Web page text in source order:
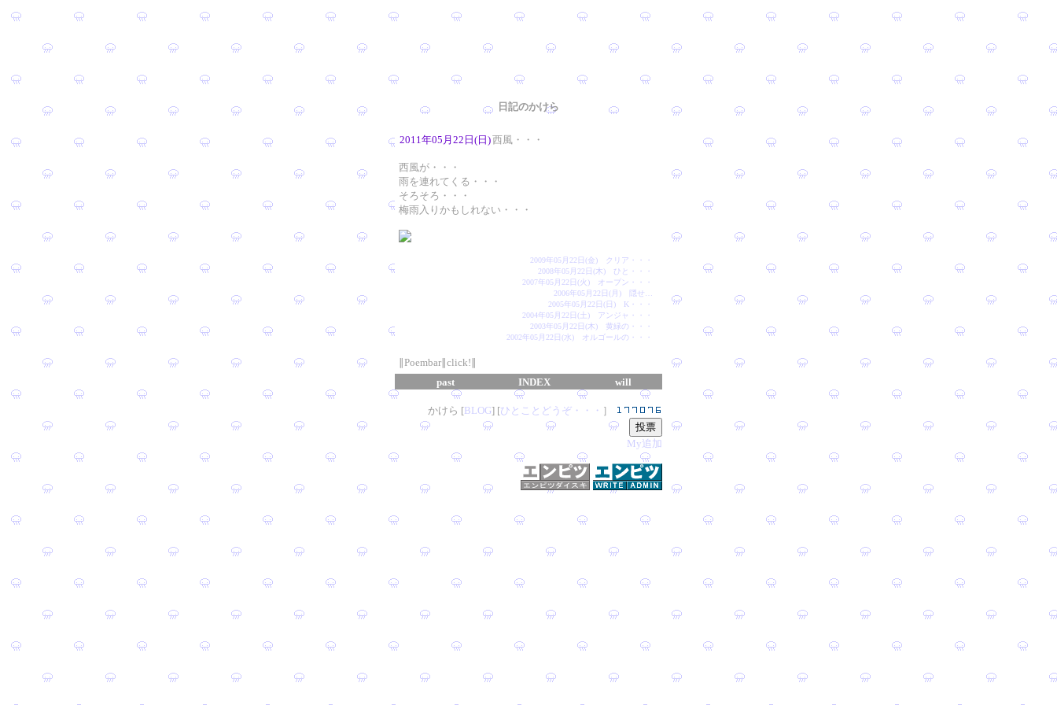
日記のかけら
2011年05月22日(日)西風・・・
西風が・・・
雨を連れてくる・・・
そろそろ・・・
梅雨入りかもしれない・・・
2009年05月22日(金) クリア・・・
2008年05月22日(木) ひと・・・
2007年05月22日(火) オープン・・・
2006年05月22日(月) 隠せ…
2005年05月22日(日) K・・・
2004年05月22日(土) アンジャ・・・
2003年05月22日(木) 黄緑の・・・
2002年05月22日(水) オルゴールの・・・
∥Poembar∥click!∥
past
INDEX will
かけら [BLOG] [ひとことどうぞ・・・ ］
My追加